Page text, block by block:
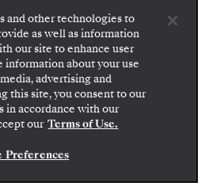
suíte e confira as tarifas e
de confirmar com
a Silversea.
A SUA SUITE
and other technologies to
as well as information
our site to enhance user
information about your use
advertising and
this site, you consent to our
in accordance with our
our Terms of Use.
Preferences